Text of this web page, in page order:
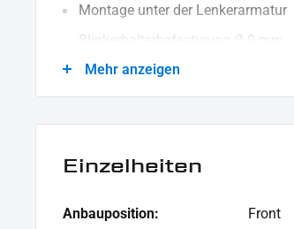
Montage unter der Lenkerarmatur
Blinkerhalterbefestigung Ø 9 mm
hochfestes CNC-gefrästes
Kabellänge ca. 200 mm
SMD-Blinker Einsatz mit E-
KABELBELEGUNG:
Gelb - Blinker
Mehr anzeigen
Einzelheiten
Anbauposition: Front